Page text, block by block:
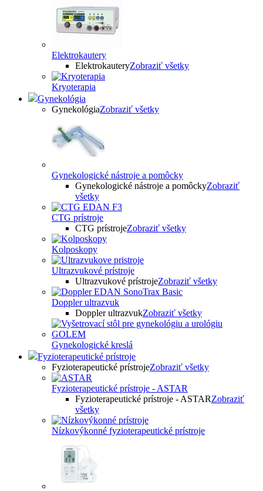
Elektrokautery
ElektrokauteryZobraziť všetky
Kryoterapia
Gynekológia
GynekológiaZobraziť všetky
Gynekologické nástroje a pomôcky
Gynekologické nástroje a pomôckyZobraziť
všetky
CTG prístroje
CTG prístrojeZobraziť všetky
Kolposkopy
Ultrazvukové prístroje
Ultrazvukové prístrojeZobraziť všetky
Doppler ultrazvuk
Doppler ultrazvukZobraziť všetky
Gynekologické kreslá
Fyzioterapeutické prístroje
Fyzioterapeutické prístrojeZobraziť všetky
Fyzioterapeutické prístroje - ASTAR
Fyzioterapeutické prístroje - ASTARZobraziť
všetky
Nízkovýkonné fyzioterapeutické prístroje